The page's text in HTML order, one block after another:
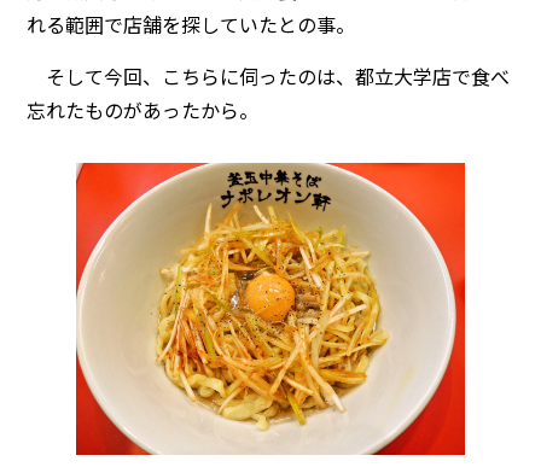
れる範囲で店舗を探していたとの事。
そして今回、こちらに伺ったのは、都立大学店で食べ
忘れたものがあったから。